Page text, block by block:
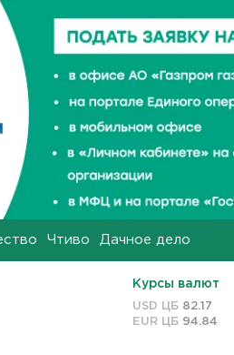
Чтиво Дачное дело
Курсы валют
USD ЦБ 82.17
EUR ЦБ 94.84